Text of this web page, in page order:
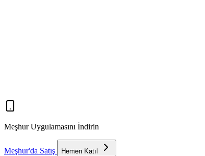
Meşhur Uygulamasını İndirin
Meşhur'da Satış Hemen Katıl